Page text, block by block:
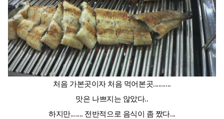
처음 가본곳이자 처음 먹어본곳..........
맛은 나쁘지는 않았다..
하지만....... 전반적으로 음식이 좀 짰다...